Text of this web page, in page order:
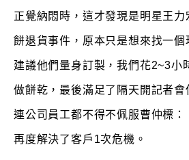
正覺納悶時，這才發現是明星王
餅退貨事件，原本只是想來找一
建議他們量身訂製，我們花2~3小
做餅乾，最後滿足了隔天開記者會
連公司員工都不得不佩服曹仲標：
再度解決了客戶1次危機。